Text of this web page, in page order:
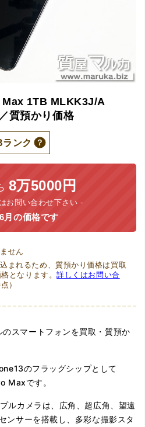
Max 1TB MLKK3J/A
質預かり価格
ンク
8万5000円
お問い合わせ下さい
月の価格です
せん
まれるため、質預かり価格は買取
となります。詳しくはお問い合
）
スマートフォンを買取・質預か
のフラッグシップとして
Maxです。
ルカメラは、広角、超広角、望遠
ンサーを搭載し、多彩な撮影スタ